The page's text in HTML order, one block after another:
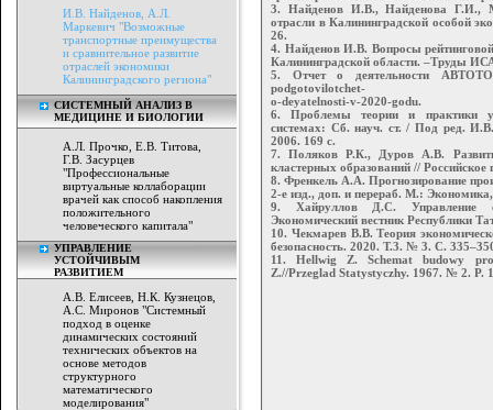
И.В. Найденов, А.Л.
Маркевич "Возможные
транспортные преимущества
и сравнительное развитие
отраслей экономики
Калининградского региона"
СИСТЕМНЫЙ АНАЛИЗ В
МЕДИЦИНЕ И БИОЛОГИИ
А.Л. Прочко, Е.В. Титова,
Г.В. Засурцев
"Профессиональные
виртуальные коллаборации
врачей как способ накопления
положительного
человеческого капитала"
УПРАВЛЕНИЕ
УСТОЙЧИВЫМ
РАЗВИТИЕМ
А.В. Елисеев, Н.К. Кузнецов,
А.С. Миронов "Системный
подход в оценке
динамических состояний
технических объектов на
основе методов
структурного
математического
моделирования"
3. Найденов И.В., Найденова Г.И.,
отрасли в Калининградской особой
26.
4. Найденов И.В. Вопросы рейтинговой
Калининградской области. –Труды
5. Отчет о деятельности
podgotovilotchet-
o-deyatelnosti-v-2020-godu.
6. Проблемы теории и практики
системах: Сб. науч. ст. / Под ред.
2006. 169 с.
7. Поляков Р.К., Дуров А.В.
кластерных образований //
8. Френкель А.А. Прогнозирование
2-е изд., доп. и перераб. М.:
9. Хайруллов Д.С. Управление
Экономический вестник Республики
10. Чекмарев В.В. Теория
безопасность. 2020. Т.3. № 3. С.
11. Hellwig Z. Schemat budowy
Z.//Przeglad Statystyczhy. 1967. № 2. P.